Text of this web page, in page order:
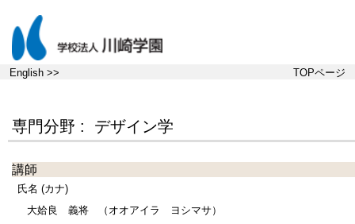
English >> TOPページ
専門分野 : デザイン学
講師
氏名 (カナ)
大姶良 義将
（オオアイラ ヨシマサ）